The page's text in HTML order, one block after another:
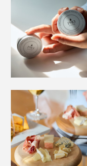
足を痛めている場合
かっているもの。
の足をブラッシング
大切です」
毎日使ってみると
く考えられているな
普段は人間用の天然
使っていましたが
等にかけられて、繊
院で鍼やお灸でしか
お家で簡単に、ほ